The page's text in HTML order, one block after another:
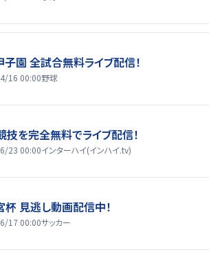
園 全試合無料ライブ配信！
16 00:00野球
技を完全無料でライブ配信！
23 00:00インターハイ(インハイ.tv)
杯 見逃し動画配信中！
17 00:00サッカー